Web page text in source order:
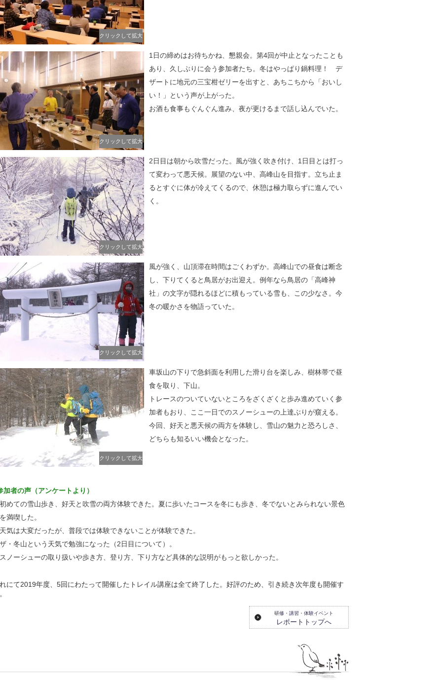
クリックして拡大
クリックして拡大
1日の締めはお待ちかね、懇親会。第4回が中止となったことも
あり、久しぶりに会う参加者たち。冬はやっぱり鍋料理！ デ
ザートに地元の三宝柑ゼリーを出すと、あちこちから「おいし
い！」という声が上がった。
お酒も食事もぐんぐん進み、夜が更けるまで話し込んでいた。
クリックして拡大
2日目は朝から吹雪だった。風が強く吹き付け、1日目とは打っ
て変わって悪天候。展望のない中、高峰山を目指す。立ち止ま
るとすぐに体が冷えてくるので、休憩は極力取らずに進んでい
く。
クリックして拡大
風が強く、山頂滞在時間はごくわずか。高峰山での昼食は断念
し、下りてくると鳥居がお出迎え。例年なら鳥居の「高峰神
社」の文字が隠れるほどに積もっている雪も、この少なさ。今
冬の暖かさを物語っていた。
クリックして拡大
車坂山の下りで急斜面を利用した滑り台を楽しみ、樹林帯で昼
食を取り、下山。
トレースのついていないところをざくざくと歩み進めていく参
加者もおり、ここ一日でのスノーシューの上達ぶりが窺える。
今回、好天と悪天候の両方を体験し、雪山の魅力と恐ろしさ、
どちらも知るいい機会となった。
加者の声（アンケートより）
初めての雪山歩き、好天と吹雪の両方体験できた。夏に歩いたコースを冬にも歩き、冬でないとみられない景色
を満喫した。
天気は大変だったが、普段では体験できないことが体験できた。
ザ・冬山という天気で勉強になった（2日目について）。
スノーシューの取り扱いや歩き方、登り方、下り方など具体的な説明がもっと欲しかった。
にて2019年度、5回にわたって開催したトレイル講座は全て終了した。好評のため、引き続き次年度も開催す
研修・講習・体験イベント
レポートトップへ